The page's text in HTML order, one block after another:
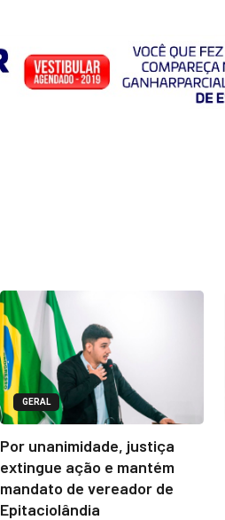
GERAL
Por unanimidade, justiça
extingue ação e mantém
mandato de vereador de
Epitaciolândia